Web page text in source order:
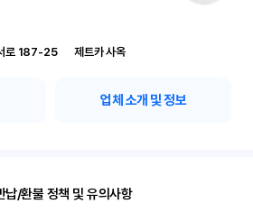
대전 유성구 학하서로 187-25	제트카 사옥
업체 소개 및 정보
납/환불 정책 및 유의사항